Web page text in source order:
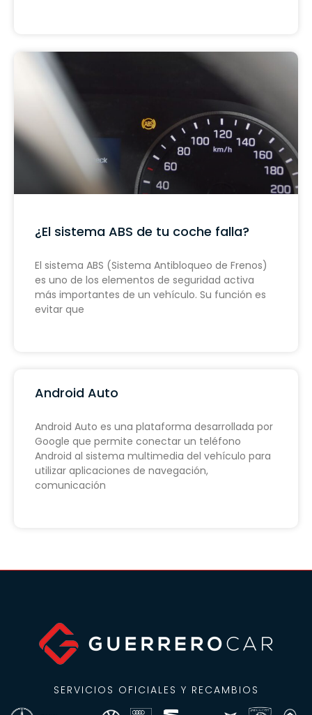
¿El sistema ABS de tu coche falla?
El sistema ABS (Sistema Antibloqueo de Frenos)
es uno de los elementos de seguridad activa
más importantes de un vehículo. Su función es
evitar que
Android Auto
Android Auto es una plataforma desarrollada por
Google que permite conectar un teléfono
Android al sistema multimedia del vehículo para
utilizar aplicaciones de navegación,
comunicación
SERVICIOS OFICIALES Y RECAMBIOS